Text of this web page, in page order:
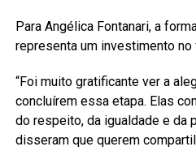
Para Angélica Fontanari, a
representa um investimento no
“Foi muito gratificante ver a
concluírem essa etapa. Elas
do respeito, da igualdade e da
disseram que querem